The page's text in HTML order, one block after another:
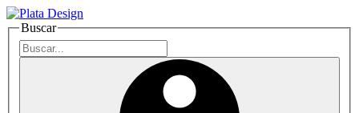
Buscar